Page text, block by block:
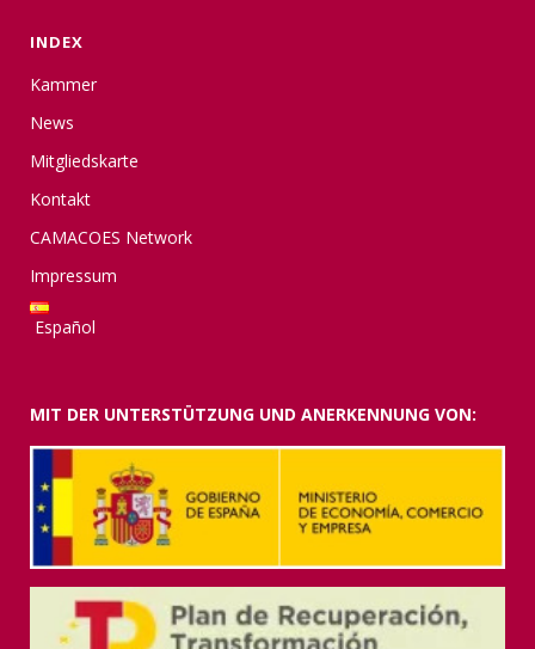
INDEX
Kammer
News
Mitgliedskarte
Kontakt
CAMACOES Network
Impressum
Español
MIT DER UNTERSTÜTZUNG UND ANERKENNUNG VON: